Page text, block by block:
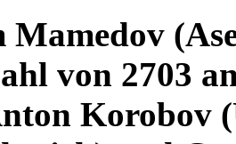
Mamedov
von 2703
Korobov